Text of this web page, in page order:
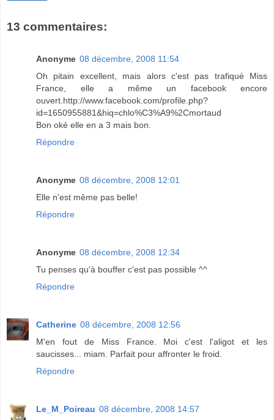
13 commentaires:
Anonyme 08 décembre, 2008 11:54
Oh pitain excellent, mais alors c'est pas trafiqué Miss
France, elle a même un facebook encore
ouvert.http://www.facebook.com/profile.php?
id=1650955881&hiq=chlo%C3%A9%2Cmortaud
Bon oké elle en a 3 mais bon.
Répondre
Anonyme 08 décembre, 2008 12:01
Elle n'est même pas belle!
Répondre
Anonyme 08 décembre, 2008 12:34
Tu penses qu'à bouffer c'est pas possible ^^
Répondre
Catherine 08 décembre, 2008 12:56
M'en fout de Miss France. Moi c'est l'aligot et les
saucisses... miam. Parfait pour affronter le froid.
Répondre
Le_M_Poireau 08 décembre, 2008 14:57